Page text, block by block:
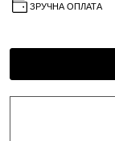
ЗРУЧНА ОПЛАТА